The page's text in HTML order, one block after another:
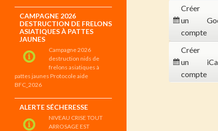
Créer
un
compte
Créer
un
compte
CAMPAGNE 2026
DESTRUCTION DE FRELONS
ASIATIQUES À PATTES
JAUNES
Campagne 2026
destruction nids de
frelons asiatiques à
pattes jaunes Protocole aide
BFC_2026
ALERTE SÉCHERESSE
NIVEAU CRISE TOUT
ARROSAGE EST